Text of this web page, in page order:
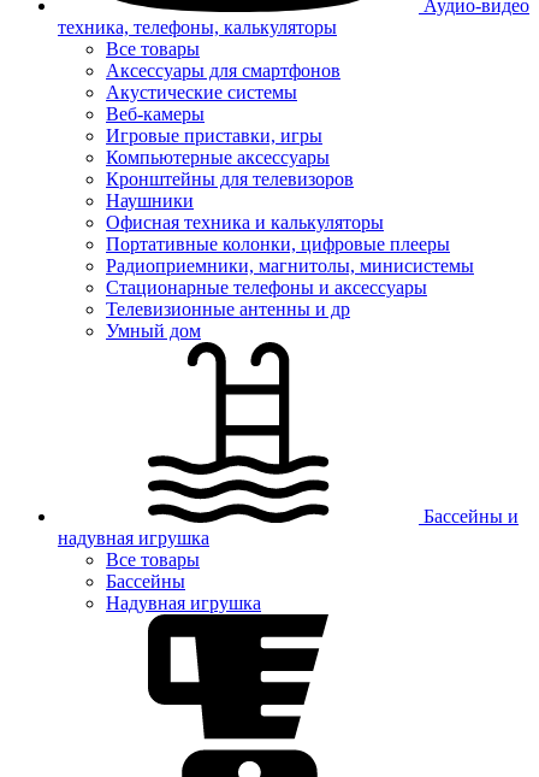
Аудио-видео
техника, телефоны, калькуляторы
Все товары
Аксессуары для смартфонов
Акустические системы
Веб-камеры
Игровые приставки, игры
Компьютерные аксессуары
Кронштейны для телевизоров
Наушники
Офисная техника и калькуляторы
Портативные колонки, цифровые плееры
Радиоприемники, магнитолы, минисистемы
Стационарные телефоны и аксессуары
Телевизионные антенны и др
Умный дом
Бассейны и
надувная игрушка
Все товары
Бассейны
Надувная игрушка